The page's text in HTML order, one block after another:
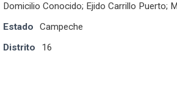
Domicilio Conocido; Ejido Carrillo Puerto;
Estado
Campeche
Distrito
16